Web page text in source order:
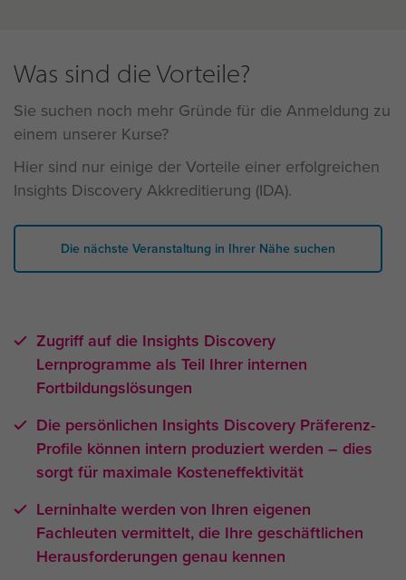
Was sind die Vorteile?
Sie suchen noch mehr Gründe für die Anmeldung zu
einem unserer Kurse?
Hier sind nur einige der Vorteile einer erfolgreichen
Insights Discovery Akkreditierung (IDA).
Die nächste Veranstaltung in Ihrer Nähe suchen
Zugriff auf die Insights Discovery
Lernprogramme als Teil Ihrer internen
Fortbildungslösungen
Die persönlichen Insights Discovery Präferenz-
Profile können intern produziert werden – dies
sorgt für maximale Kosteneffektivität
Lerninhalte werden von Ihren eigenen
Fachleuten vermittelt, die Ihre geschäftlichen
Herausforderungen genau kennen